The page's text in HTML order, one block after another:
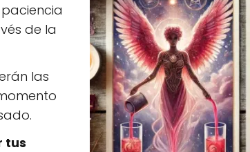
de la
las
tus